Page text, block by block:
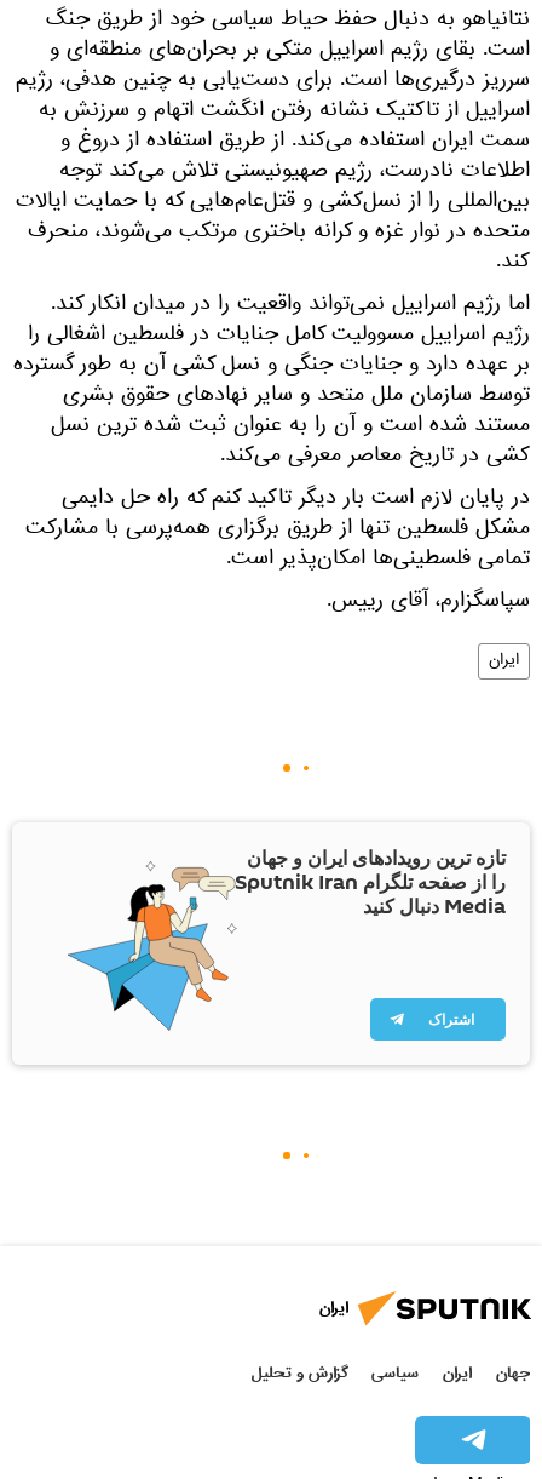
نتانیاهو به دنبال حفظ حیاط سیاسی خود از طریق جنگ
است. بقای رژیم اسراییل متکی بر بحران‌های منطقه‌ای و
سرریز درگیری‌ها است. برای دست‌یابی به چنین هدفی، رژیم
اسراییل از تاکتیک نشانه رفتن انگشت اتهام و سرزنش به
سمت ایران استفاده می‌کند. از طریق استفاده از دروغ و
اطلاعات نادرست، رژیم صهیونیستی تلاش می‌کند توجه
بین‌المللی را از نسل‌کشی و قتل‌عام‌هایی که با حمایت ایالات
متحده در نوار غزه و کرانه باختری مرتکب می‌شوند، منحرف
کند.
اما رژیم اسراییل نمی‌تواند واقعیت را در میدان انکار کند.
رژیم اسراییل مسوولیت کامل جنایات در فلسطین اشغالی را
بر عهده دارد و جنایات جنگی و نسل کشی آن به طور گسترده
توسط سازمان ملل متحد و سایر نهادهای حقوق بشری
مستند شده است و آن را به عنوان ثبت شده ترین نسل
کشی در تاریخ معاصر معرفی می‌کند.
در پایان لازم است بار دیگر تاکید کنم که راه حل دایمی
مشکل فلسطین تنها از طریق برگزاری همه‌پرسی با مشارکت
تمامی فلسطینی‌ها امکان‌پذیر است.
سپاسگزارم، آقای رییس.
ایران
تازه ترین رویدادهای ایران و جهان
را از صفحه تلگرام Sputnik Iran
Media دنبال کنید
اشتراک
ایران
جهان ایران سیاسی گزارش و تحلیل